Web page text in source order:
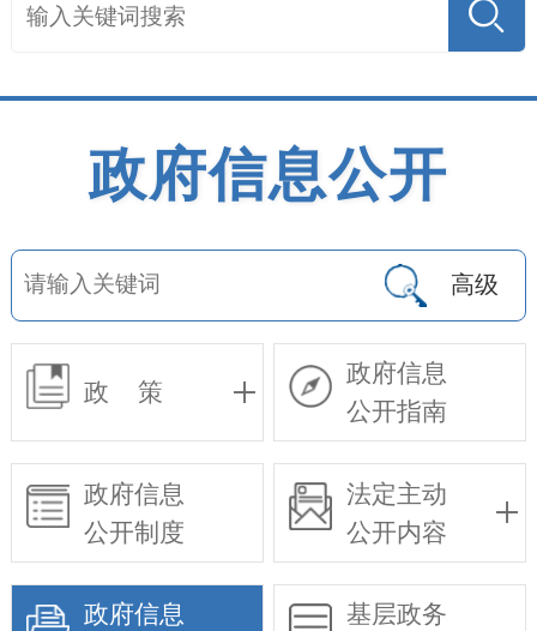
政府信息公开
高级
政 策
政府信息
公开指南
政府信息
公开制度
法定主动
公开内容
政府信息
基层政务